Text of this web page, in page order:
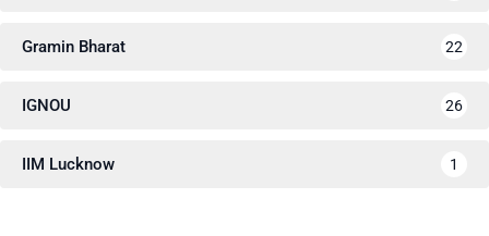
Gramin Bharat 22
IGNOU 26
IIM Lucknow 1